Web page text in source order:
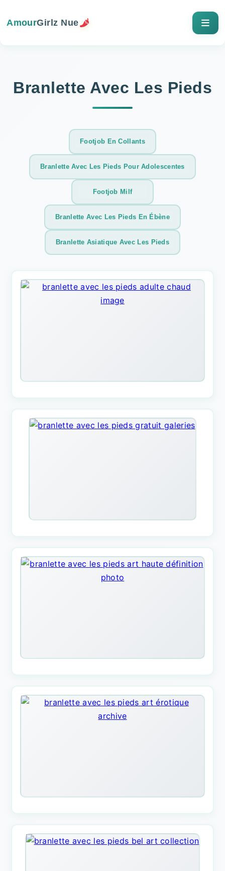
AmourGirlz Nue
Branlette Avec Les Pieds
Footjob En Collants
Branlette Avec Les Pieds Pour Adolescentes
Footjob Milf
Branlette Avec Les Pieds En Ébène
Branlette Asiatique Avec Les Pieds